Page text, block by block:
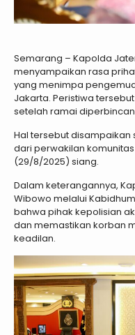
Semarang – Kapolda
menyampaikan rasa
yang menimpa
Jakarta. Peristiwa
setelah ramai
Hal tersebut
dari perwakilan
(29/8/2025) siang.
Dalam keterangannya,
Wibowo melalui
bahwa pihak kepolisian
dan memastikan korban
keadilan.